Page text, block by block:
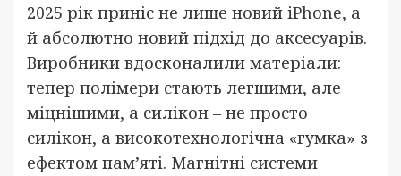
2025 рік приніс не лише новий iPhone, а
й абсолютно новий підхід до аксесуарів.
Виробники вдосконалили матеріали:
тепер полімери стають легшими, але
міцнішими, а силікон – не просто
силікон, а високотехнологічна «гумка» з
ефектом пам’яті. Магнітні системи